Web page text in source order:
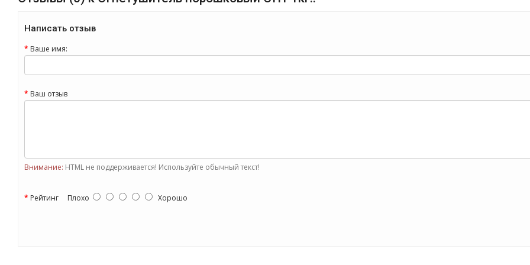
Написать отзыв
Ваше имя:
Ваш отзыв
Внимание: HTML не поддерживается! Используйте обычный текст!
Рейтинг Плохо Хорошо